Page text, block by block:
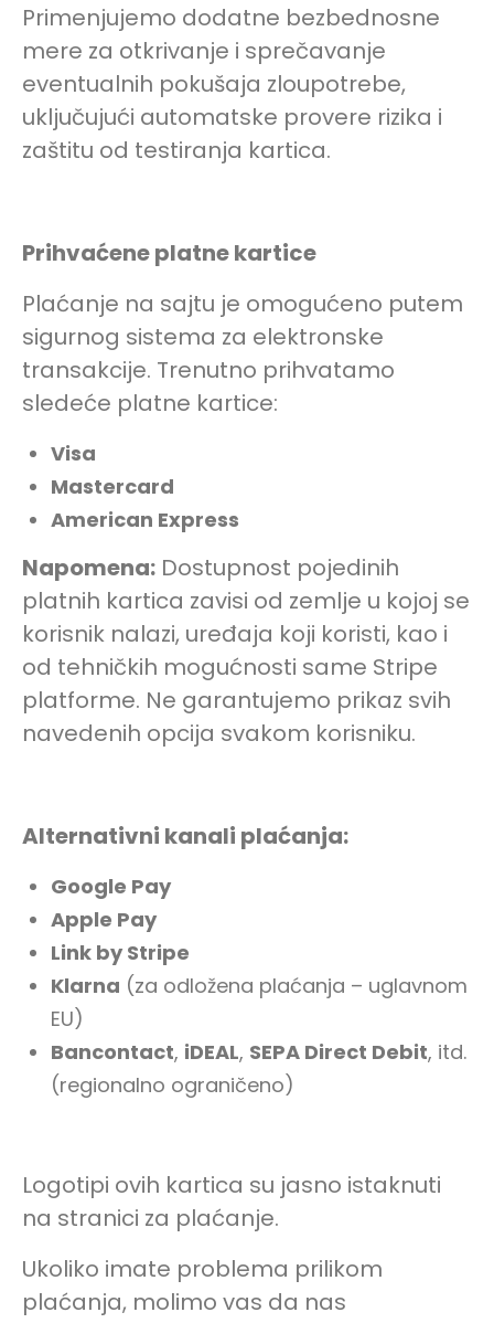
Primenjujemo dodatne bezbednosne
mere za otkrivanje i sprečavanje
eventualnih pokušaja zloupotrebe,
uključujući automatske provere rizika i
zaštitu od testiranja kartica.
Prihvaćene platne kartice
Plaćanje na sajtu je omogućeno putem
sigurnog sistema za elektronske
transakcije. Trenutno prihvatamo
sledeće platne kartice:
Visa
Mastercard
American Express
Napomena: Dostupnost pojedinih
platnih kartica zavisi od zemlje u kojoj se
korisnik nalazi, uređaja koji koristi, kao i
od tehničkih mogućnosti same Stripe
platforme. Ne garantujemo prikaz svih
navedenih opcija svakom korisniku.
Alternativni kanali plaćanja:
Google Pay
Apple Pay
Link by Stripe
Klarna (za odložena plaćanja – uglavnom
EU)
Bancontact, iDEAL, SEPA Direct Debit, itd.
(regionalno ograničeno)
Logotipi ovih kartica su jasno istaknuti
na stranici za plaćanje.
Ukoliko imate problema prilikom
plaćanja, molimo vas da nas
Dačin Način Instagram
Dačin način Tik Tok
Podržavano plaćanje